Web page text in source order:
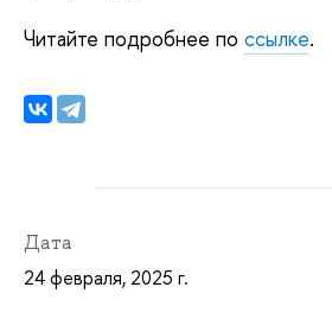
Читайте подробнее по ссылке.
Дата
24 февраля, 2025 г.